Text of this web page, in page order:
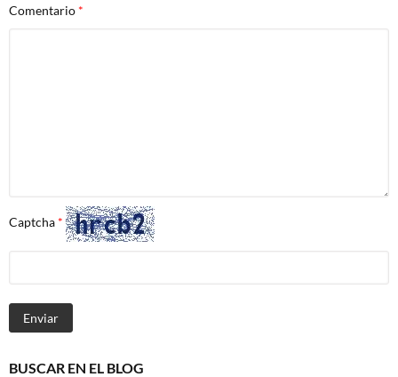
Comentario
Captcha
Enviar
BUSCAR EN EL BLOG